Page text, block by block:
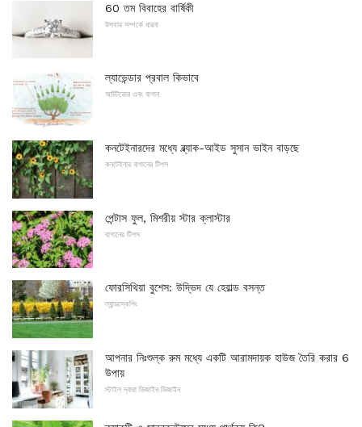
60 তম বিবাহের বার্ষিকী
উপহার সম্পর্কে ধারনা
ল্যাভেন্ডার প্রবাল কিভাবে
আউটডোর এবং বাগান
কনটেইনারদের মধ্যে ব্ল্যাক-আইড সুসান ভাইন বাড়ছে
কনটেইনার বাগানের টিপস
পেন্টাস ফুল, মিশরীয় স্টার ক্লাস্টার
বাগানের টিপস
ফোরসিথিয়া বুশেস: উদ্ভিদ যে হেরাল্ড বসন্ত
ল্যান্ডস্কেপিং
আপনার নিঃশুল্ক রুম মধ্যে একটি আরামদায়ক হাউজ তৈরি করার 6
উপায়
স্টাইল দ্বারা ডিজাইন ডিজাইন